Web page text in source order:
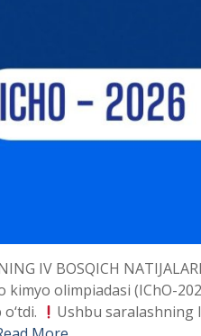
IV BOSQICH
olimpiadasi (IChO-
Ushbu saralashning